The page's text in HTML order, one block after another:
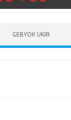
GEBYOK UKIR